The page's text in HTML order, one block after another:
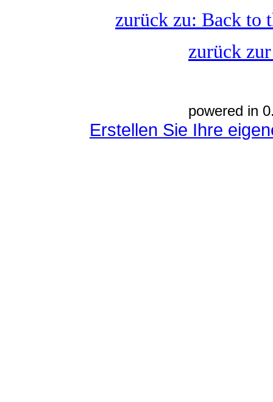
zurück zu: Back to
zurück
powered in
Erstellen Sie Ihre